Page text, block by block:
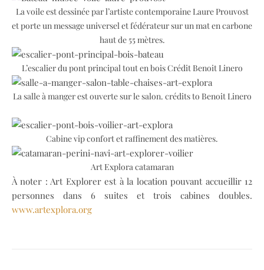
La voile est dessinée par l’artiste contemporaine Laure Prouvost
et porte un message universel et fédérateur sur un mat en carbone
haut de 55 mètres.
L’escalier du pont principal tout en bois Crédit Benoit Linero
La salle à manger est ouverte sur le salon. crédits to Benoit Linero
Cabine vip confort et raffinement des matières.
Art Explora catamaran
À noter : Art Explorer est à la location pouvant accueillir 12
personnes dans 6 suites et trois cabines doubles.
www.artexplora.org